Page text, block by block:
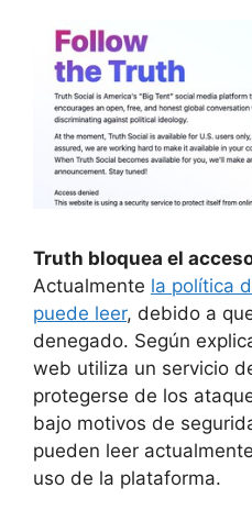
Truth bloquea el
Actualmente la política
puede leer, debido a
denegado. Según
web utiliza un servicio
protegerse de los
bajo motivos de
pueden leer
uso de la plataforma.